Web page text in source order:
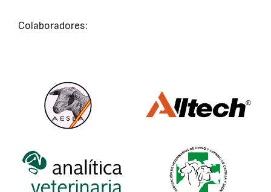
Colaboradores: